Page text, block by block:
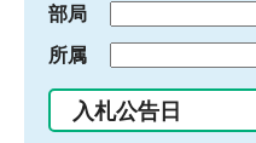
部局
所属
入札公告日